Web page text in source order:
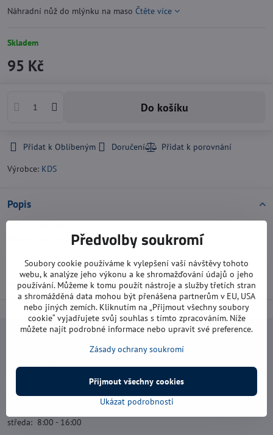
Náhradní nůž do mlýnku na maso Čtěte více
Skladem
95 Kč
Do košíku
Přidat k Oblíbeným
Doručení
Výrobce: KDS
Popis
délka strany stř.otvoru: 10 x 10 mm
kod: 6111
Otevírací doba:
středa: 8:00 - 16:00
Předvolby soukromí
Soubory cookie používáme k vylepšení vaší návštěvy tohoto
webu, k analýze jeho výkonu a ke shromažďování údajů o jeho
používání. Můžeme k tomu použít nástroje a služby třetích stran
a shromážděná data mohou být přenášena partnerům v EU, USA
nebo jiných zemích. Kliknutím na „Přijmout všechny soubory
cookie“ vyjadřujete svůj souhlas s tímto zpracováním. Níže
můžete najít podrobné informace nebo upravit své preference.
Zásady ochrany soukromí
Ukázat podrobnosti
Přijmout všechny cookies